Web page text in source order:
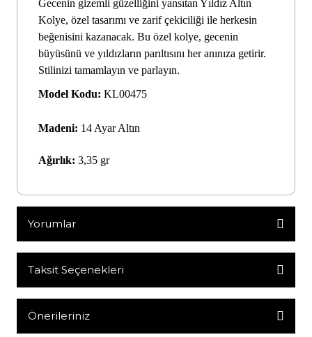
Gecenin gizemli güzelliğini yansıtan Yıldız Altın
Kolye, özel tasarımı ve zarif çekiciliği ile herkesin
beğenisini kazanacak. Bu özel kolye, gecenin
büyüsünü ve yıldızların parıltısını her anınıza getirir.
Stilinizi tamamlayın ve parlayın.
Model Kodu: KL00475
Madeni: 14 Ayar Altın
Ağırlık: 3,35 gr
Yorumlar
Bu ürüne ilk yorumu siz yapın!
Taksit Seçenekleri
Önerileriniz